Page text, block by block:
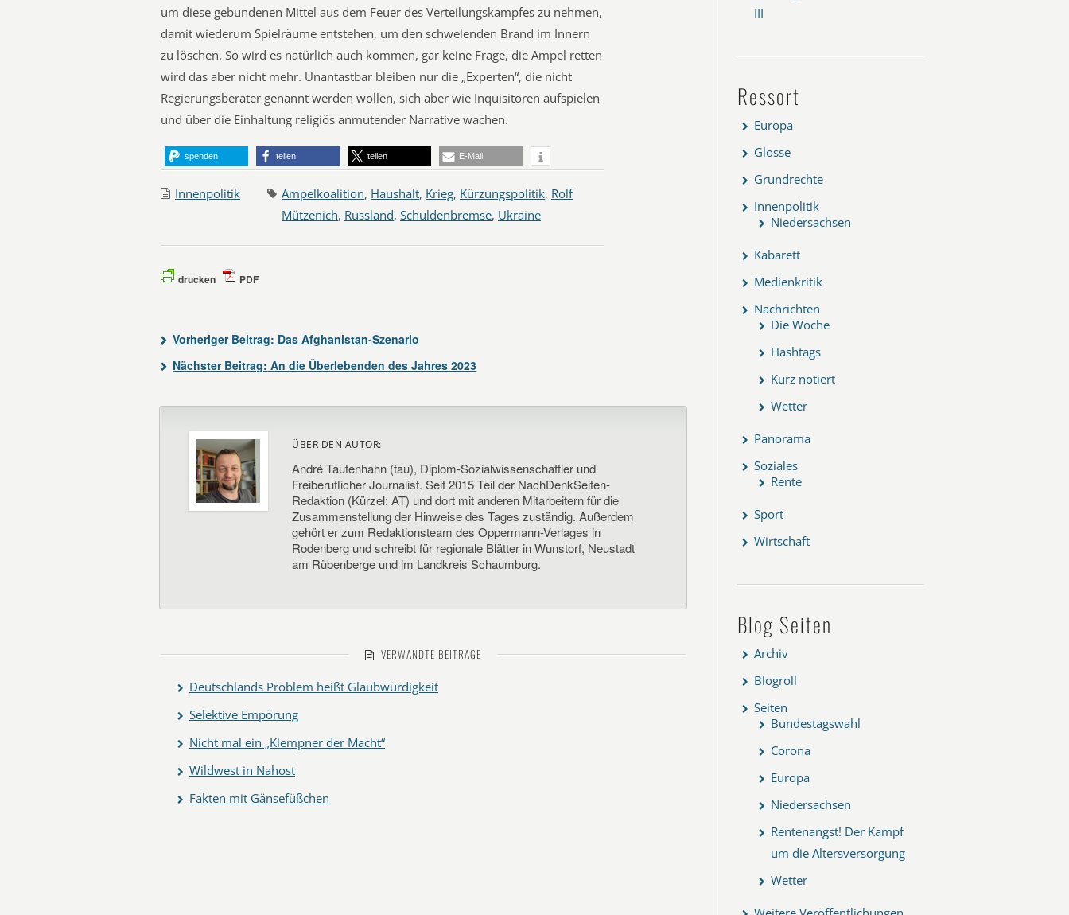
um diese gebundenen Mittel aus dem Feuer des Verteilungskampfes zu nehmen,
damit wiederum Spielräume entstehen, um den schwelenden Brand im Innern
zu löschen. So wird es natürlich auch kommen, gar keine Frage, die Ampel retten
wird das aber nicht mehr. Unantastbar bleiben nur die „Experten“, die nicht
Regierungsberater genannt werden wollen, sich aber wie Inquisitoren aufspielen
und über die Einhaltung religiös anmutender Narrative wachen.
spenden teilen teilen E-Mail
Innenpolitik Ampelkoalition, Haushalt, Krieg, Kürzungspolitik, Rolf
Mützenich, Russland, Schuldenbremse, Ukraine
drucken PDF
Vorheriger Beitrag: Das Afghanistan-Szenario
Nächster Beitrag: An die Überlebenden des Jahres 2023
ÜBER DEN AUTOR:
André Tautenhahn (tau), Diplom-Sozialwissenschaftler und
Freiberuflicher Journalist. Seit 2015 Teil der NachDenkSeiten-
Redaktion (Kürzel: AT) und dort mit anderen Mitarbeitern für die
Zusammenstellung der Hinweise des Tages zuständig. Außerdem
gehört er zum Redaktionsteam des Oppermann-Verlages in
Rodenberg und schreibt für regionale Blätter in Wunstorf, Neustadt
am Rübenberge und im Landkreis Schaumburg.
VERWANDTE BEITRÄGE
Deutschlands Problem heißt Glaubwürdigkeit
Selektive Empörung
Nicht mal ein „Klempner der Macht“
Wildwest in Nahost
Fakten mit Gänsefüßchen
III
Ressort
Europa
Glosse
Grundrechte
Innenpolitik
Niedersachsen
Kabarett
Medienkritik
Nachrichten
Die Woche
Hashtags
Kurz notiert
Wetter
Panorama
Soziales
Rente
Sport
Wirtschaft
Blog Seiten
Archiv
Blogroll
Seiten
Bundestagswahl
Corona
Europa
Niedersachsen
Rentenangst! Der Kampf
um die Altersversorgung
Wetter